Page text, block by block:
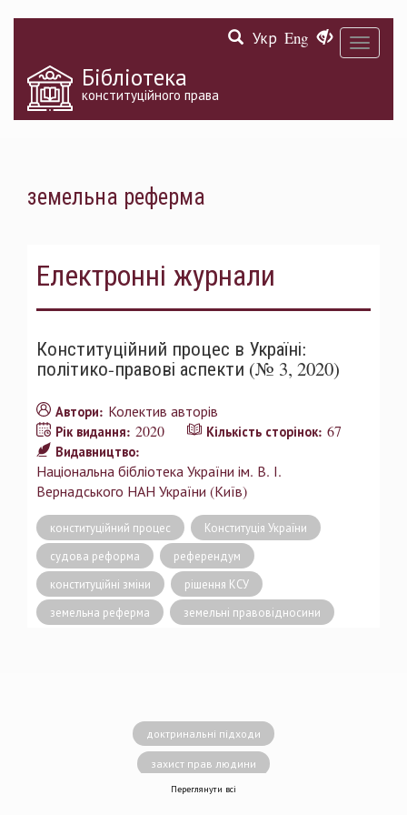
Toggle
Укр Eng
Бібліотека
конституційного права
земельна реферма
Електронні журнали
Конституційний процес в Україні:
політико-правові аспекти (№ 3, 2020)
Автори: Колектив авторів
Рік видання: 2020 Кількість сторінок: 67
Видавництво:
Національна бібліотека України ім. В. І.
Вернадського НАН України (Київ)
конституційний процес
Конституція України
судова реформа
референдум
конституційні зміни
рішення КСУ
земельна реферма
земельні правовідносини
доктринальні підходи
захист прав людини
децентралізація влади
Переглянути всі